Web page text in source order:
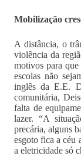
Mobilização
A distância, o
violência da
motivos para que
escolas não
inglês da E.E.
comunitária,
falta de
lazer. “A
precária, alguns
esgoto fica a céu
a eletricidade só